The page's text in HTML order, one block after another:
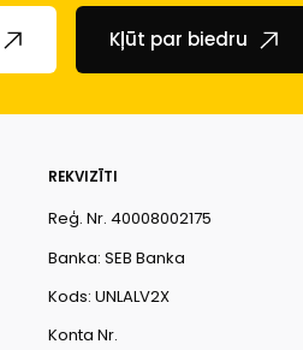
Kļūt par biedru
REKVIZĪTI
Reģ. Nr. 40008002175
Banka: SEB Banka
Kods: UNLALV2X
Konta Nr.